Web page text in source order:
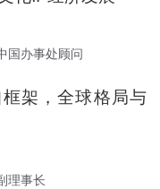
国办事处顾问
架，全球格局与
理事长